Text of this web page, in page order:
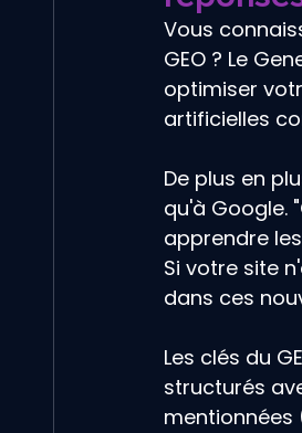
Vous
GEO ? Le
optimiser
artificielles
De plus en
qu'à Google.
apprendre
Si votre site
dans ces
Les clés du
structurés
mentionnées